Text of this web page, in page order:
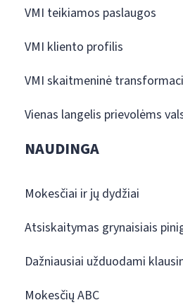
VMI teikiamos paslaugos
VMI kliento profilis
VMI skaitmeninė
Vienas langelis prievolėms
NAUDINGA
Mokesčiai ir jų dydžiai
Atsiskaitymas grynaisiais
Dažniausiai užduodami
Mokesčių ABC